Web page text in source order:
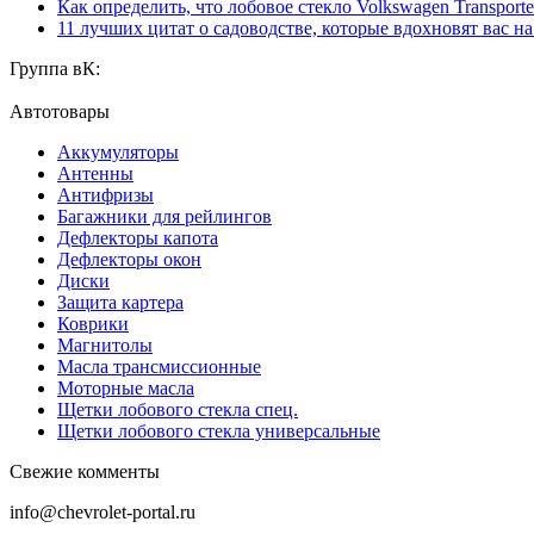
Как определить, что лобовое стекло Volkswagen
11 лучших цитат о садоводстве, которые вдохновят вас
Группа вК:
Автотовары
Аккумуляторы
Антенны
Антифризы
Багажники для рейлингов
Дефлекторы капота
Дефлекторы окон
Диски
Защита картера
Коврики
Магнитолы
Масла трансмиссионные
Моторные масла
Щетки лобового стекла спец.
Щетки лобового стекла универсальные
Свежие комменты
info@chevrolet-portal.ru